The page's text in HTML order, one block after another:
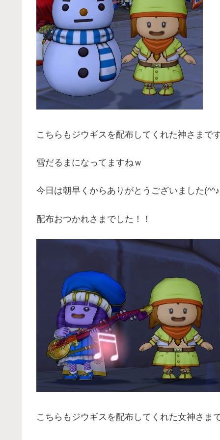
こちらもジウギスを配布してくれた神さまで
雪だるまになってますねｗ
今日は朝早くからありがとうございました(^^♪
配布おつかれさまでした！！
こちらもジウギスを配布してくれた女神さま